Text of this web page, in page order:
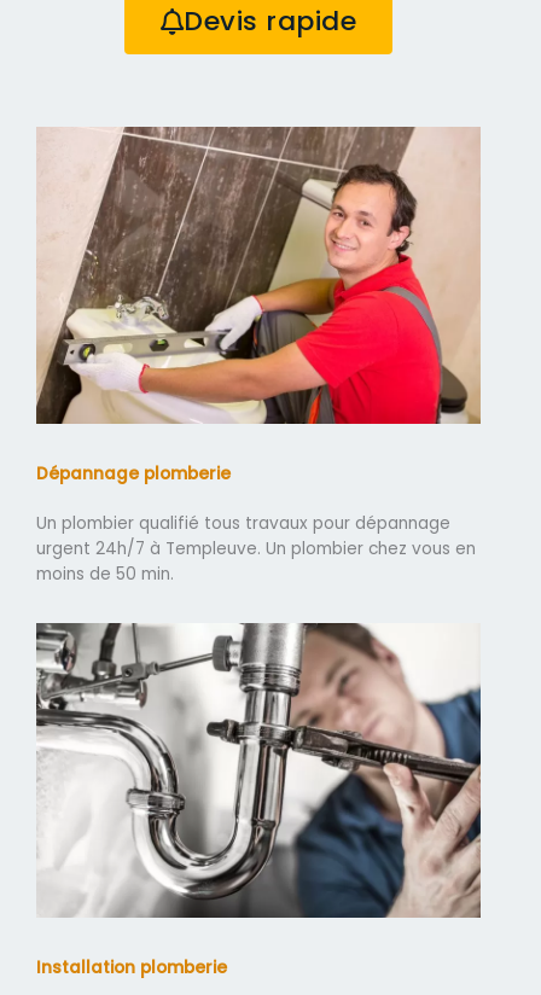
Devis rapide
Dépannage plomberie
Un plombier qualifié tous travaux pour dépannage
urgent 24h/7 à Templeuve. Un plombier chez vous en
moins de 50 min.
Installation plomberie